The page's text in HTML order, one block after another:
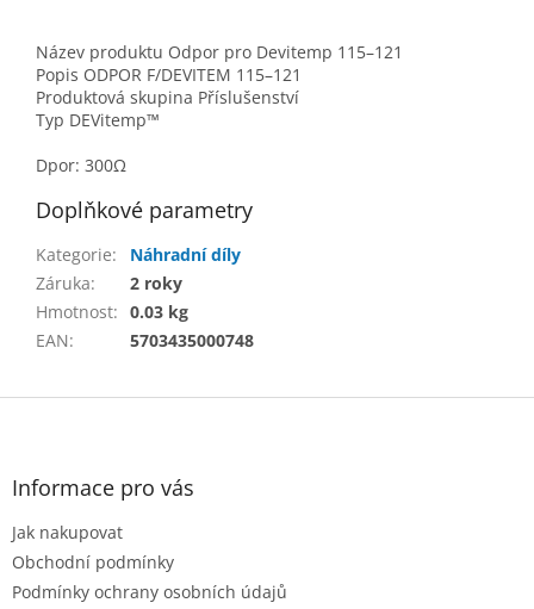
Název produktu Odpor pro Devitemp 115–121
Popis ODPOR F/DEVITEM 115–121
Produktová skupina Příslušenství
Typ DEVitemp™
Dpor: 300Ω
Doplňkové parametry
Kategorie:
Náhradní díly
Záruka:
2 roky
Hmotnost: 0.03 kg
EAN: 5703435000748
Z
Informace pro vás
Jak nakupovat
Obchodní podmínky
Podmínky ochrany osobních údajů